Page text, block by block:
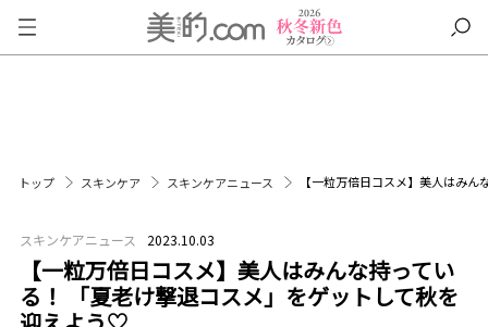
トップ スキンケア スキンケアニュース 【一粒万倍日コスメ】美人はみ
スキンケアニュース 2023.10.03
【一粒万倍日コスメ】美人はみんな持ってい
る！ 「夏老け撃退コスメ」をゲットして秋を